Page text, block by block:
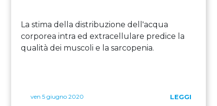
La stima della distribuzione dell'acqua
corporea intra ed extracellulare predice la
qualità dei muscoli e la sarcopenia.
ven 5 giugno 2020 LEGGI